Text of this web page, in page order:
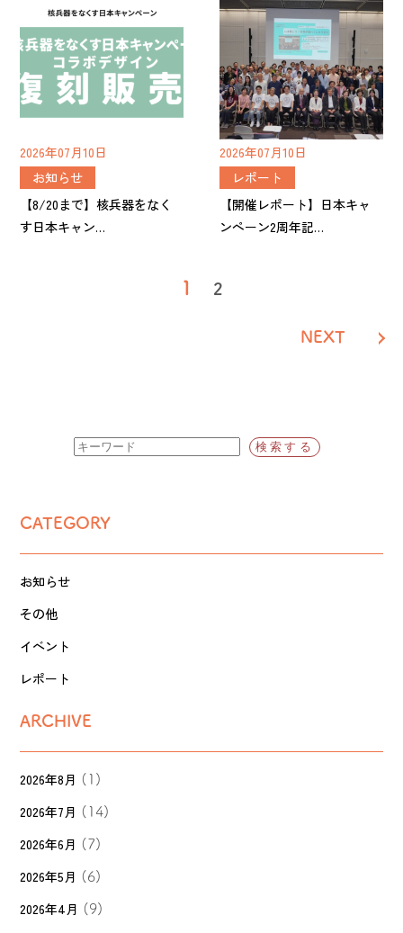
2026年07月10日
お知らせ
【8/20まで】核兵器をなく
す日本キャン…
2026年07月10日
レポート
【開催レポート】日本キャ
ンペーン2周年記…
1 2
NEXT
CATEGORY
お知らせ
その他
イベント
レポート
ARCHIVE
2026年8月 (1)
2026年7月 (14)
2026年6月 (7)
2026年5月 (6)
2026年4月 (9)